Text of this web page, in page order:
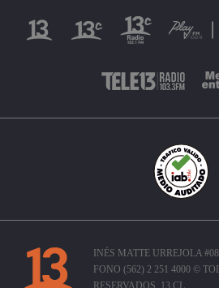
INÉS MATTE URREJOLA
FONO (562) 2 251 4000 ©
RESERVADOS. 13.CL